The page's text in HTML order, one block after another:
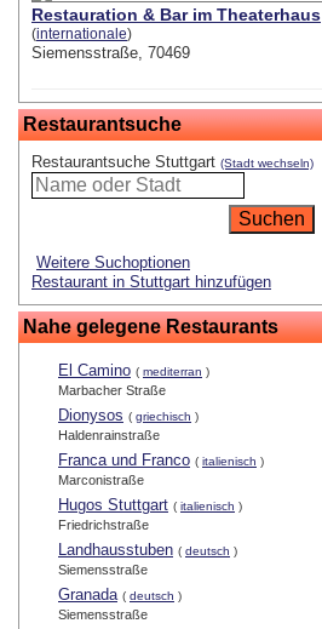
Restauration & Bar im Theaterhaus
(internationale)
Siemensstraße, 70469
Restaurantsuche
Restaurantsuche Stuttgart (Stadt wechseln)
Weitere Suchoptionen
Restaurant in Stuttgart hinzufügen
Nahe gelegene Restaurants
El Camino ( mediterran )
Marbacher Straße
Dionysos ( griechisch )
Haldenrainstraße
Franca und Franco ( italienisch )
Marconistraße
Hugos Stuttgart ( italienisch )
Friedrichstraße
Landhausstuben ( deutsch )
Siemensstraße
Granada ( deutsch )
Siemensstraße